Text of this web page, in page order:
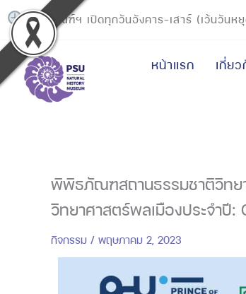
Skip
content
พิพิธภัณฑ์ฯ เปิดทุกวันอังคาร-เสาร์ (เว้นวันห
หน้าแรก เกี่ยว
พิพิธภัณฑสถานธรรมชาติวิทย
วิทยาศาสตร์พลเมืองประจำปี:
กิจกรรม / พฤษภาคม 2, 2023